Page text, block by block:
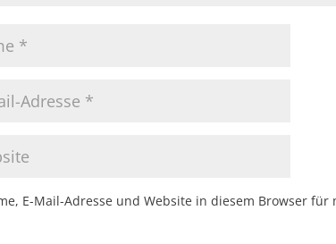
E-Mail-Adresse und Website in diesem Browser